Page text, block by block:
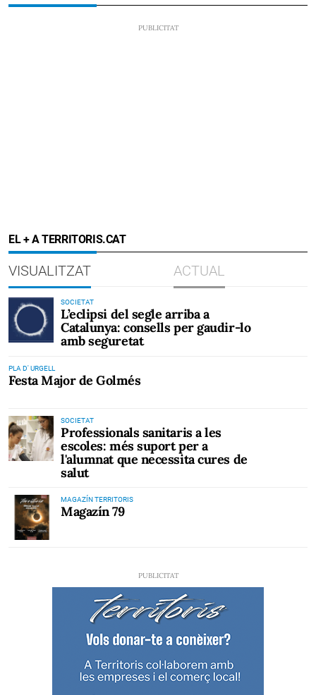
EL + A TERRITORIS.CAT
VISUALITZAT ACTUAL
SOCIETAT
L’eclipsi del segle arriba a
Catalunya: consells per gaudir-lo
amb seguretat
PLA D' URGELL
Festa Major de Golmés
SOCIETAT
Professionals sanitaris a les
escoles: més suport per a
l'alumnat que necessita cures de
salut
MAGAZÍN TERRITORIS
Magazín 79